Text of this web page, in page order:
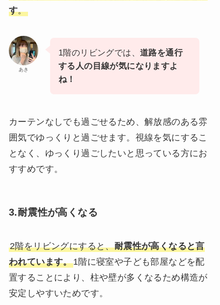
す。
あき
1階のリビングでは、 道路を通行
する人の目線が気になりますよ
ね！
カーテンなしでも過ごせるため、解放感のある雰
囲気でゆっくりと過ごせます。視線を気にするこ
となく、ゆっくり過ごしたいと思っている方にお
すすめです。
3.耐震性が高くなる
2階をリビングにすると、耐震性が高くなると言
われています。1階に寝室や子ども部屋などを配
置することにより、柱や壁が多くなるため構造が
安定しやすいためです。